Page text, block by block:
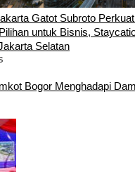
Gatot Subroto
untuk Bisnis,
Selatan
Bogor Menghadapi